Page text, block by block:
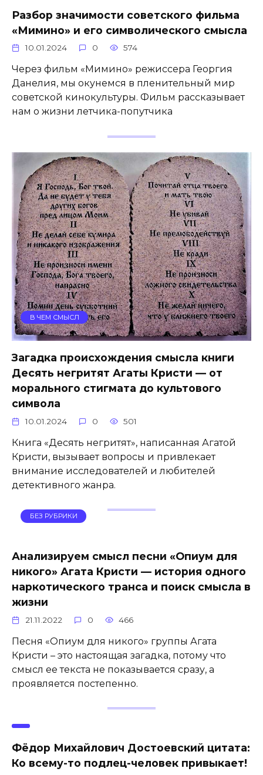
Разбор значимости советского фильма
«Мимино» и его символического смысла
10.01.2024 0 574
Через фильм «Мимино» режиссера Георгия
Данелия, мы окунемся в пленительный мир
советской кинокультуры. Фильм рассказывает
нам о жизни летчика-попутчика
В ЧЕМ СМЫСЛ
Загадка происхождения смысла книги
Десять негритят Агаты Кристи — от
морального стигмата до культового
символа
10.01.2024 0 501
Книга «Десять негритят», написанная Агатой
Кристи, вызывает вопросы и привлекает
внимание исследователей и любителей
детективного жанра.
БЕЗ РУБРИКИ
Анализируем смысл песни «Опиум для
никого» Агата Кристи — история одного
наркотического транса и поиск смысла в
жизни
21.11.2022 0 466
Песня «Опиум для никого» группы Агата
Кристи – это настоящая загадка, потому что
смысл ее текста не показывается сразу, а
проявляется постепенно.
Фёдор Михайлович Достоевский цитата:
Ко всему-то подлец-человек привыкает!